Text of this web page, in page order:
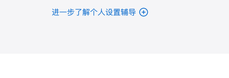
进一步了解个人设置辅导